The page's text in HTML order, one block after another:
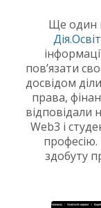
Ще один
пов’язати
досвідом
права,
відповідали
Web3 і
професію.
здобуту